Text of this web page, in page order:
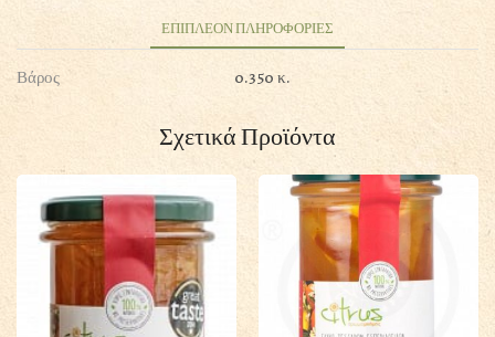
ΕΠΙΠΛΕΟΝ ΠΛΗΡΟΦΟΡΙΕΣ
Βάρος 0.350 κ.
Σχετικά Προϊόντα